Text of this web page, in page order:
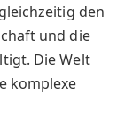
den
und die
Die Welt
komplexe